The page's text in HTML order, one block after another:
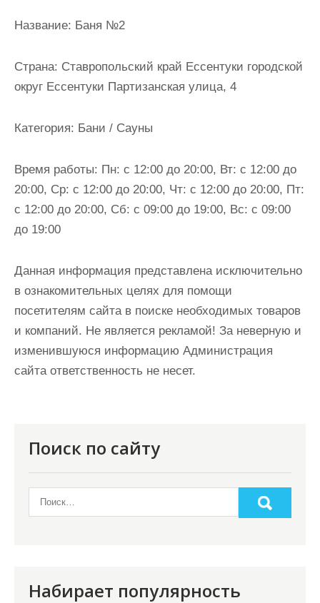
Название: Баня №2
Страна: Ставропольский край Ессентуки городской
округ Ессентуки Партизанская улица, 4
Категория: Бани / Сауны
Время работы: Пн: с 12:00 до 20:00, Вт: с 12:00 до
20:00, Ср: с 12:00 до 20:00, Чт: с 12:00 до 20:00, Пт:
с 12:00 до 20:00, Сб: с 09:00 до 19:00, Вс: с 09:00
до 19:00
Данная информация представлена исключительно
в ознакомительных целях для помощи
посетителям сайта в поиске необходимых товаров
и компаний. Не является рекламой! За неверную и
изменившуюся информацию Администрация
сайта ответственность не несет.
Поиск по сайту
Набирает популярность